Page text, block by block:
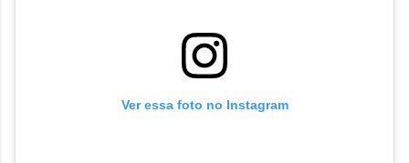
Ver essa foto no Instagram